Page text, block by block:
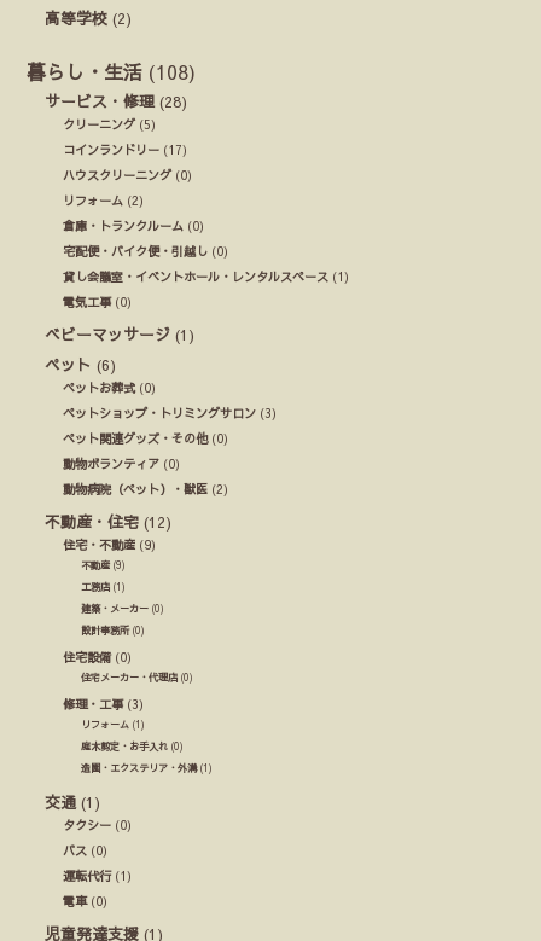
高等学校 (2)
暮らし・生活 (108)
サービス・修理(28)
クリーニング(5)
コインランドリー (17)
ハウスクリーニング(0)
リフォーム (2)
倉庫・トランクルーム (0)
宅配便・バイク便・引越し (0)
貸し会議室・イベントホール・レンタルスペース (1)
電気工事(0)
ベビーマッサージ (1)
ペット (6)
ペットお葬式(0)
ペットショップ・トリミングサロン (3)
ペット関連グッズ・その他(0)
動物ボランティア (0)
動物病院（ペット）・獣医 (2)
不動産・住宅 (12)
住宅・不動産 (9)
不動産 (9)
工務店 (1)
建築・メーカー (0)
設計事務所(0)
住宅設備(0)
住宅メーカー・代理店 (0)
修理・工事(3)
リフォーム (1)
庭木剪定・お手入れ (0)
造園・エクステリア・外溝(1)
交通(1)
タクシー (0)
バス (0)
運転代行(1)
電車(0)
児童発達支援 (1)